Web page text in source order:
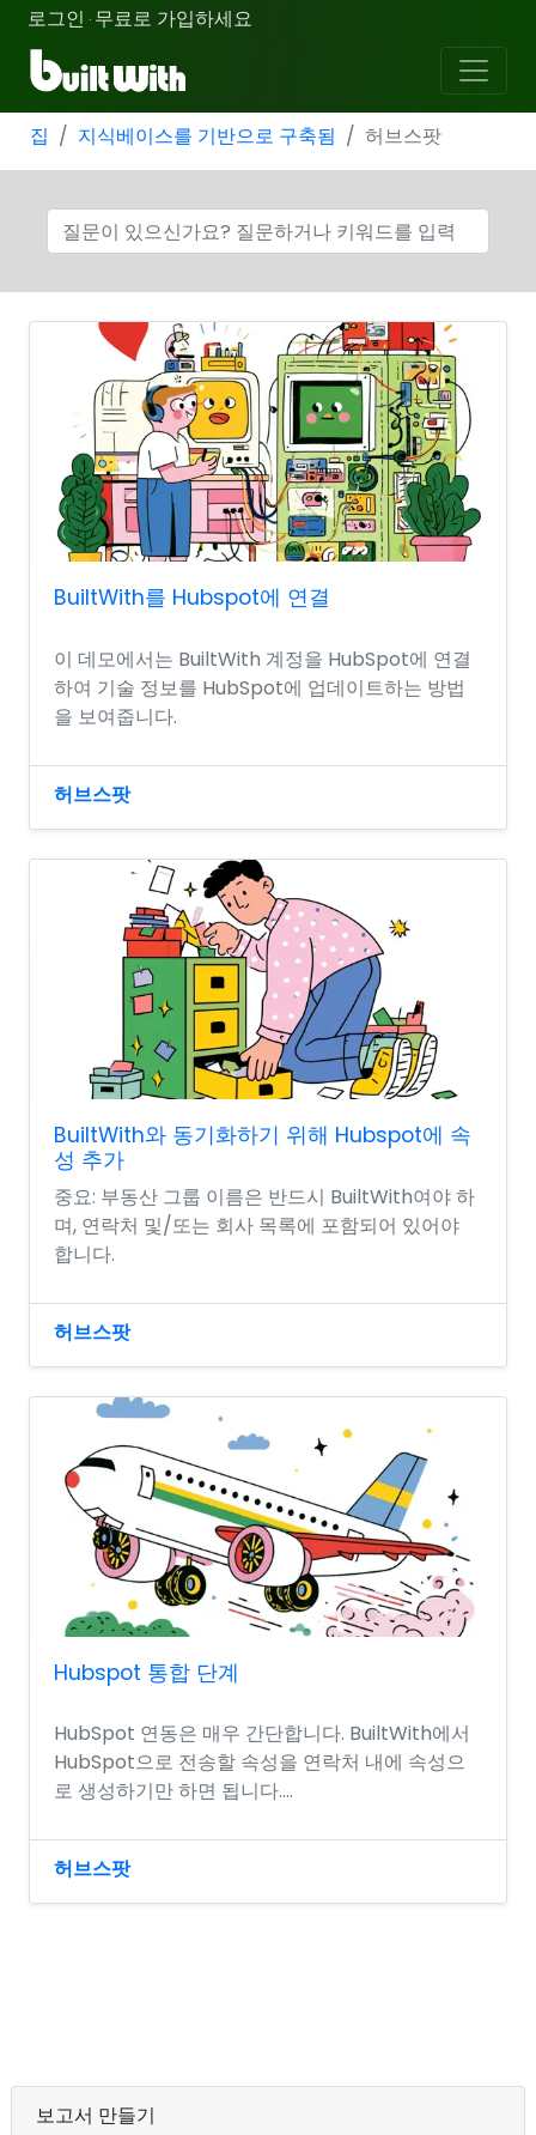
로그인 · 무료로 가입하세요
집 지식베이스를 기반으로 구축됨 허브스팟
BuiltWith를 Hubspot에 연결
이 데모에서는 BuiltWith 계정을 HubSpot에 연결
하여 기술 정보를 HubSpot에 업데이트하는 방법
을 보여줍니다.
허브스팟
BuiltWith와 동기화하기 위해 Hubspot에 속
성 추가
중요: 부동산 그룹 이름은 반드시 BuiltWith여야 하
며, 연락처 및/또는 회사 목록에 포함되어 있어야
합니다.
허브스팟
Hubspot 통합 단계
HubSpot 연동은 매우 간단합니다. BuiltWith에서
HubSpot으로 전송할 속성을 연락처 내에 속성으
로 생성하기만 하면 됩니다....
허브스팟
보고서 만들기